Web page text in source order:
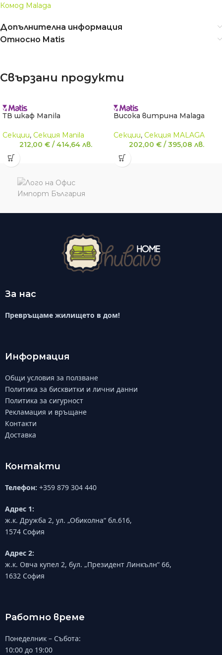
Комод Malaga
Допълнителна информация
Относно Matis
Свързани продукти
ТВ шкаф Manila
Секции, Секция Manila
212,00 € /414,64 лв.
Висока витрина Malaga
Секции, Секция MALAGA
202,00 € /395,08 лв.
За нас
Превръщаме жилището в дом!
Информация
Общи условия за ползване
Политика за бисквитки и лични данни
Политика за сигурност
Рекламация и връщане
Контакти
Доставка
Контакти
Телефон: +359 879 304 440
Адрес 1:
ж.к. Дружба 2, ул. „Обиколна“ бл.616,
1574 София
Адрес 2:
ж.к. Овча купел 2, бул. „Президент Линкълн“ 66,
1632 София
Работно време
Понеделник – Събота:
10:00 до 19:00